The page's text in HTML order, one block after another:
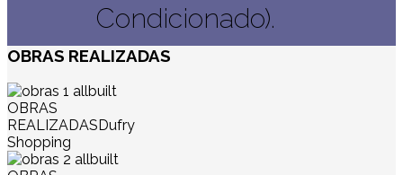
Condicionado).
OBRAS REALIZADAS
OBRAS
REALIZADASDufry
Shopping